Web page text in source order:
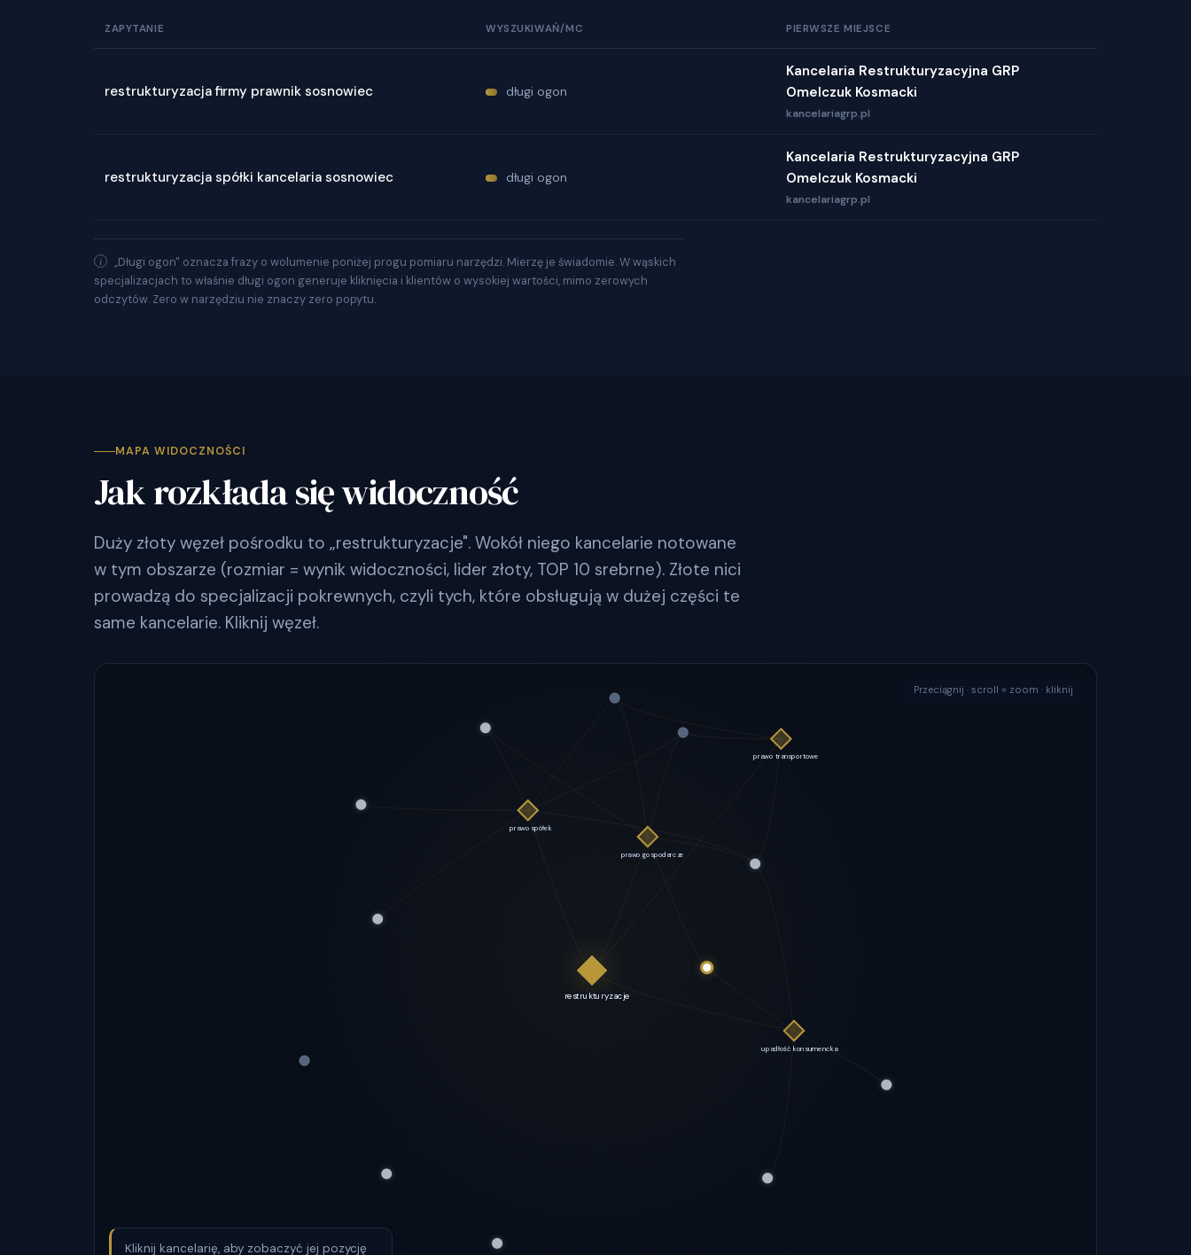
ZAPYTANIE WYSZUKIWAŃ/MC PIERWSZE MIEJSCE
restrukturyzacja firmy prawnik sosnowiec długi ogon
Kancelaria Restrukturyzacyjna GRP
Omelczuk Kosmacki
kancelariagrp.pl
restrukturyzacja spółki kancelaria sosnowiec długi ogon
Kancelaria Restrukturyzacyjna GRP
Omelczuk Kosmacki
kancelariagrp.pl
„Długi ogon" oznacza frazy o wolumenie poniżej progu pomiaru narzędzi. Mierzę je świadomie. W wąskich
specjalizacjach to właśnie długi ogon generuje kliknięcia i klientów o wysokiej wartości, mimo zerowych
odczytów. Zero w narzędziu nie znaczy zero popytu.
MAPA WIDOCZNOŚCI
Jak rozkłada się widoczność
Duży złoty węzeł pośrodku to „restrukturyzacje". Wokół niego kancelarie notowane
w tym obszarze (rozmiar = wynik widoczności, lider złoty, TOP 10 srebrne). Złote nici
prowadzą do specjalizacji pokrewnych, czyli tych, które obsługują w dużej części te
same kancelarie. Kliknij węzeł.
Kliknij kancelarię, aby zobaczyć jej pozycję
Przeciągnij · scroll = zoom · kliknij